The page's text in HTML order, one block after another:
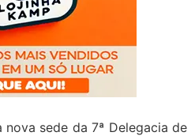
sede da 7ª Delegacia de